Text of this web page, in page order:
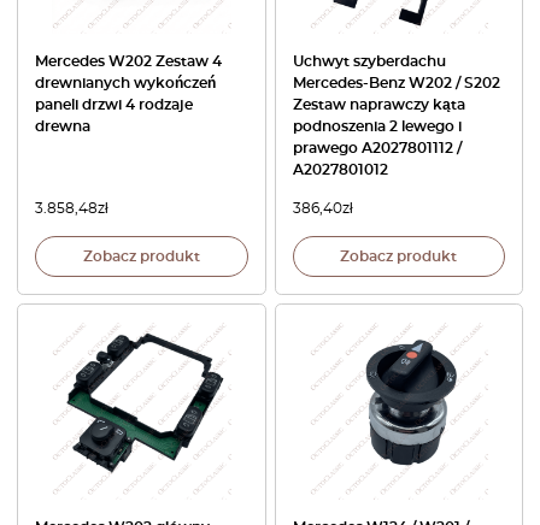
Mercedes W202 Zestaw 4
drewnianych wykończeń
paneli drzwi 4 rodzaje
drewna
3.858,48zł
Zobacz produkt
Uchwyt szyberdachu
Mercedes-Benz W202 / S202
Zestaw naprawczy kąta
podnoszenia 2 lewego i
prawego A2027801112 /
A2027801012
386,40zł
Zobacz produkt